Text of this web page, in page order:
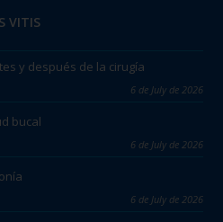
VITIS
y después de la cirugía
6 de July de 2026
bucal
6 de July de 2026
6 de July de 2026